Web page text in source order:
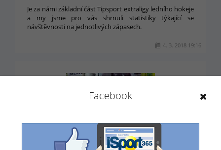
Je za námi základní část Tipsport extraligy ledního hokeje
a my jsme pro vás shrnuli statistiky týkající se
návštěvnosti na jednotlivých zápasech.
4. 3. 2018 19:16
KLADENSKÝ ODCHOVANEC DNES UKONČIL
Facebook